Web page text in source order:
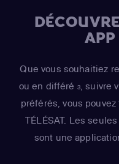
Que vous souhaitiez
ou en différé 3
, suivre
préférés, vous
TÉLÉSAT. Les
sont une